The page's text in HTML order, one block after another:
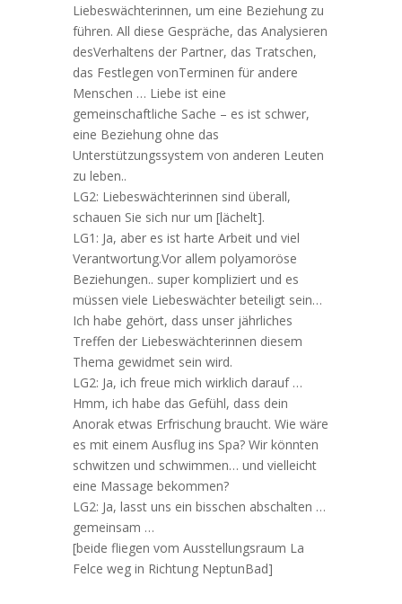
Liebeswächterinnen, um eine Beziehung zu
führen. All diese Gespräche, das Analysieren
desVerhaltens der Partner, das Tratschen,
das Festlegen vonTerminen für andere
Menschen … Liebe ist eine
gemeinschaftliche Sache – es ist schwer,
eine Beziehung ohne das
Unterstützungssystem von anderen Leuten
zu leben..
LG2: Liebeswächterinnen sind überall,
schauen Sie sich nur um [lächelt].
LG1: Ja, aber es ist harte Arbeit und viel
Verantwortung.Vor allem polyamoröse
Beziehungen.. super kompliziert und es
müssen viele Liebeswächter beteiligt sein…
Ich habe gehört, dass unser jährliches
Treffen der Liebeswächterinnen diesem
Thema gewidmet sein wird.
LG2: Ja, ich freue mich wirklich darauf …
Hmm, ich habe das Gefühl, dass dein
Anorak etwas Erfrischung braucht. Wie wäre
es mit einem Ausflug ins Spa? Wir könnten
schwitzen und schwimmen… und vielleicht
eine Massage bekommen?
LG2: Ja, lasst uns ein bisschen abschalten …
gemeinsam …
[beide fliegen vom Ausstellungsraum La
Felce weg in Richtung NeptunBad]